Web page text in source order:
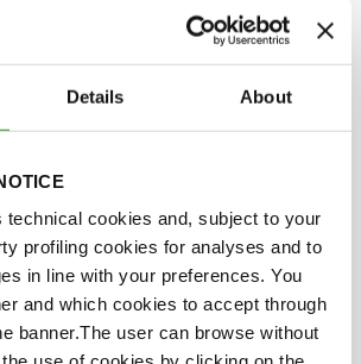
Details About
technical cookies and, subject to your
profiling cookies for analyses and to
in line with your preferences. You
and which cookies to accept through
banner.The user can browse without